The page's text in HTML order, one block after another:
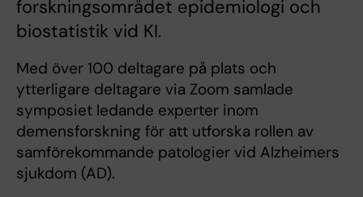
forskningsområdet epidemiologi och
biostatistik vid KI.
Med över 100 deltagare på plats och
ytterligare deltagare via Zoom samlade
symposiet ledande experter inom
demensforskning för att utforska rollen av
samförekommande patologier vid Alzheimers
sjukdom (AD).